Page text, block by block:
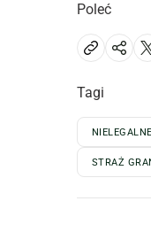
Poleć
Tagi
STRAŻ